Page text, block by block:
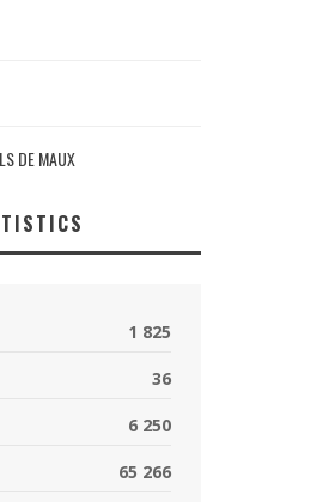
DE MAUX
1 825
36
6 250
65 266